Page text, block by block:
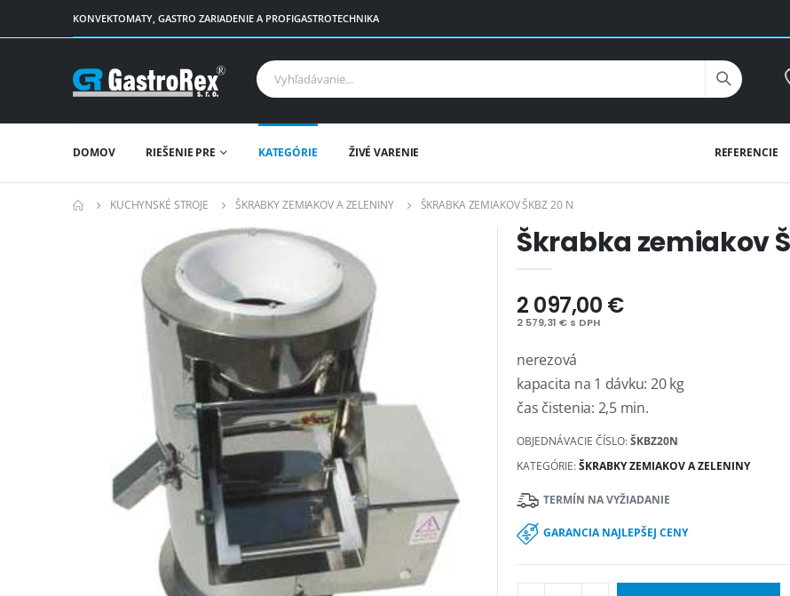
KONVEKTOMATY, GASTRO ZARIADENIE A PROFIGASTROTECHNIKA
DOMOV RIEŠENIE PRE KATEGÓRIE ŽIVÉ VARENIE REFERENCIE
KUCHYNSKÉ STROJE ŠKRABKY ZEMIAKOV A ZELENINY ŠKRABKA ZEMIAKOV ŠKBZ 20 N
Škrabka zemiakov
2 097,00 €
2 579,31 € s DPH
nerezová
kapacita na 1 dávku: 20 kg
čas čistenia: 2,5 min.
OBJEDNÁVACIE ČÍSLO:ŠKBZ20N
KATEGÓRIE:ŠKRABKY ZEMIAKOV A ZELENINY
TERMÍN NA VYŽIADANIE
GARANCIA NAJLEPŠEJ CENY